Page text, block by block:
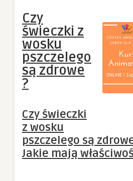
Czy
świeczki z
wosku
pszczelego
są zdrowe
?
Czy świeczki
z wosku
pszczelego są
Jakie mają